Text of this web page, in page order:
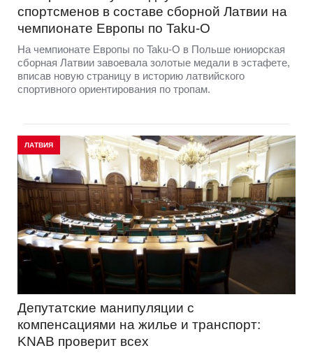
спортсменов в составе сборной Латвии на
чемпионате Европы по Taku-O
На чемпионате Европы по Taku-O в Польше юниорская
сборная Латвии завоевала золотые медали в эстафете,
вписав новую страницу в историю латвийского
спортивного ориентирования по тропам.
ЛАТВИЯ
Депутатские манипуляции с
компенсациями на жилье и транспорт:
KNAB проверит всех